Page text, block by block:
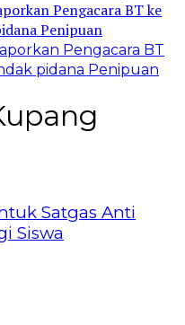
Pengacara BT
pidana Penipuan
Satgas Anti
Siswa